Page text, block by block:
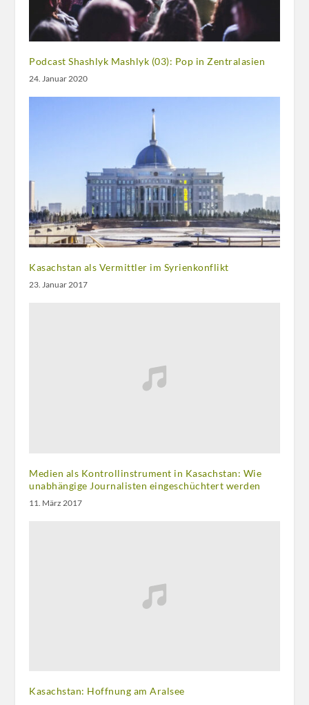
Podcast Shashlyk Mashlyk (03): Pop in Zentralasien
24. Januar 2020
Kasachstan als Vermittler im Syrienkonflikt
23. Januar 2017
Medien als Kontrollinstrument in Kasachstan: Wie
unabhängige Journalisten eingeschüchtert werden
11. März 2017
Kasachstan: Hoffnung am Aralsee